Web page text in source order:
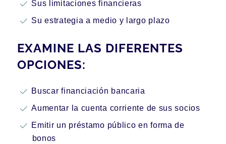
Sus limitaciones financieras
Su estrategia a medio y largo plazo
EXAMINE LAS DIFERENTES
OPCIONES:
Buscar financiación bancaria
Aumentar la cuenta corriente de sus socios
Emitir un préstamo público en forma de
bonos